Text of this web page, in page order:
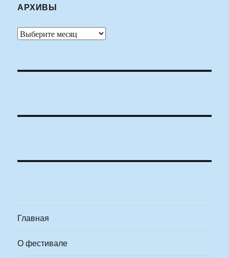
АРХИВЫ
Архивы
Главная
О фестивале